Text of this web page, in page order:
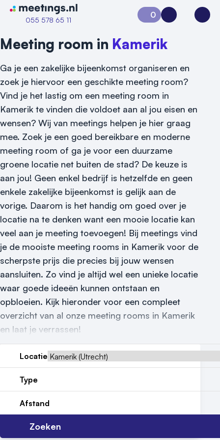
Naar home van Meetings
055 578 65 11
Vraag locatie aan
Locatiegids
Meld locatie aan
Nieuws
Reviews (5⭐️)
Contact
0
Aanvraag 0Inloggen
Meeting room in Kamerik
Ga je een zakelijke bijeenkomst organiseren en
zoek je hiervoor een geschikte meeting room?
Vind je het lastig om een meeting room in
Kamerik te vinden die voldoet aan al jou eisen en
wensen? Wij van meetings helpen je hier graag
mee. Zoek je een goed bereikbare en moderne
meeting room of ga je voor een duurzame
groene locatie net buiten de stad? De keuze is
aan jou! Geen enkel bedrijf is hetzelfde en geen
enkele zakelijke bijeenkomst is gelijk aan de
vorige. Daarom is het handig om goed over je
locatie na te denken want een mooie locatie kan
veel aan je meeting toevoegen! Bij meetings vind
je de mooiste meeting rooms in Kamerik voor de
scherpste prijs die precies bij jouw wensen
aansluiten. Zo vind je altijd wel een unieke locatie
waar goede ideeën kunnen ontstaan en
opbloeien. Kijk hieronder voor een compleet
overzicht van al onze meeting rooms in Kamerik
en laat je verrassen!
Locatie
Type
Afstand
Zoeken